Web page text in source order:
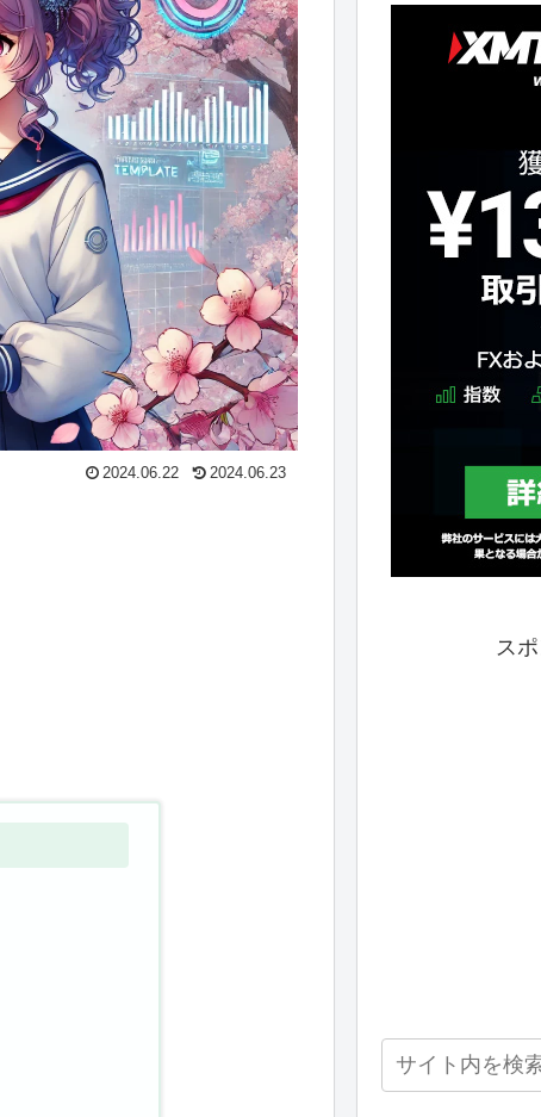
2024.06.22 2024.06.23
ス